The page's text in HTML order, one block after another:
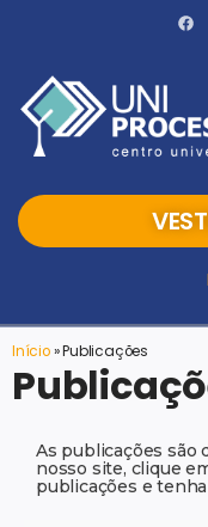
Início»Publicações
As publicações são
nosso site, clique
publicações e